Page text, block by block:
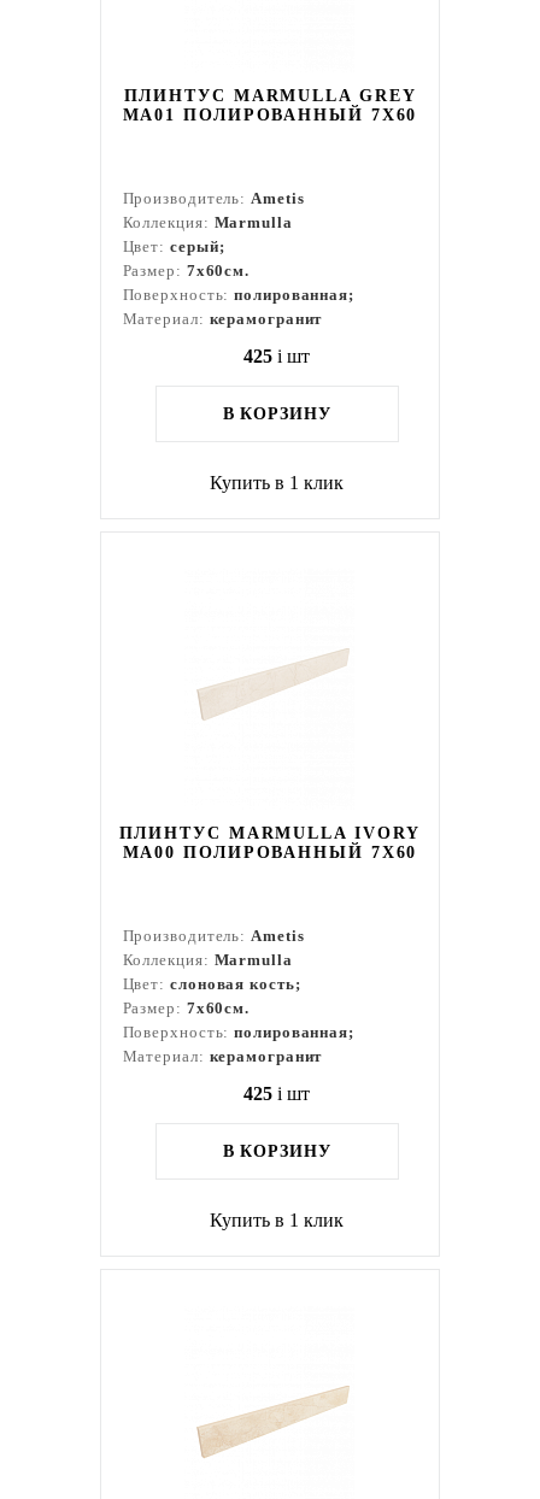
ПЛИНТУС MARMULLA GREY
MA01 ПОЛИРОВАННЫЙ 7X60
Производитель:Ametis
Коллекция: Marmulla
Цвет: серый;
Размер: 7x60см.
Поверхность:полированная;
Материал: керамогранит
425 i шт
В КОРЗИНУ
Купить в 1 клик
ПЛИНТУС MARMULLA IVORY
MA00 ПОЛИРОВАННЫЙ 7X60
Производитель:Ametis
Коллекция: Marmulla
Цвет: слоновая кость;
Размер: 7x60см.
Поверхность:полированная;
Материал: керамогранит
425 i шт
В КОРЗИНУ
Купить в 1 клик